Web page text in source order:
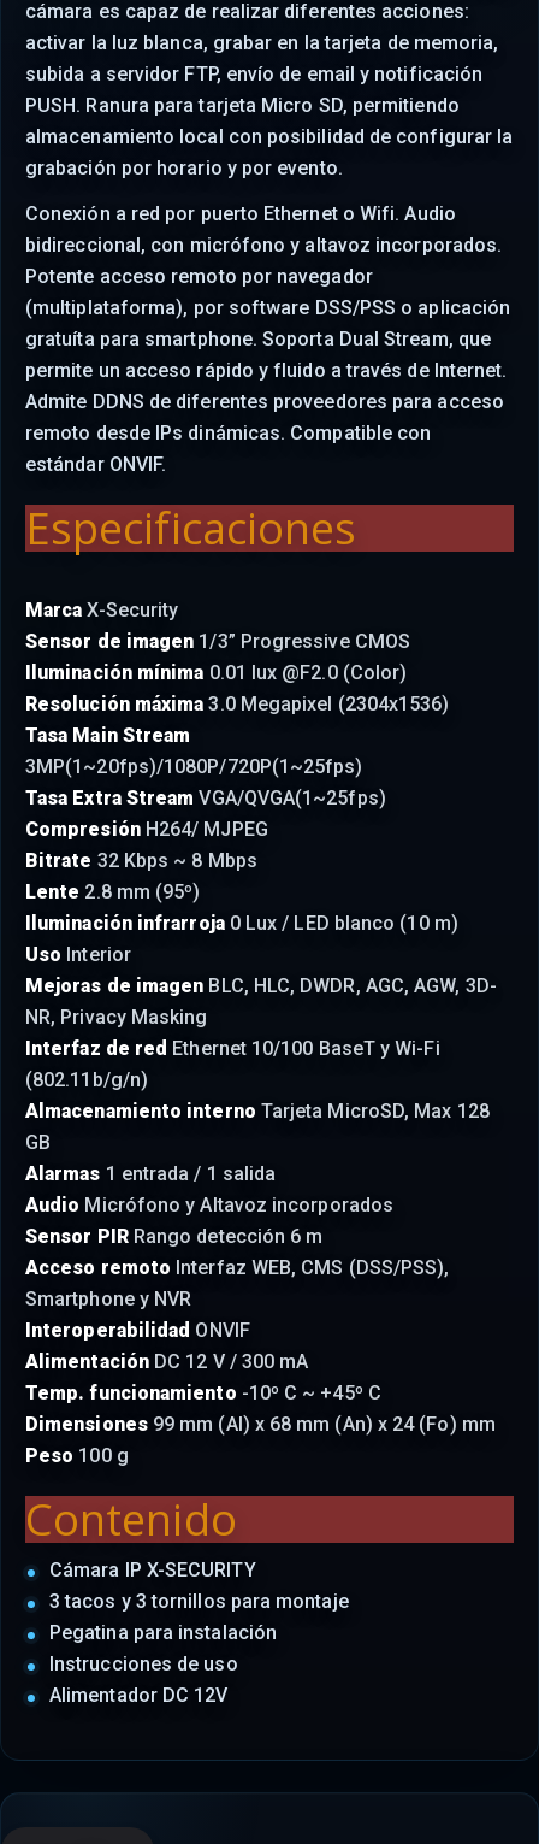
cámara es capaz de realizar diferentes acciones:
activar la luz blanca, grabar en la tarjeta de memoria,
subida a servidor FTP, envío de email y notificación
PUSH. Ranura para tarjeta Micro SD, permitiendo
almacenamiento local con posibilidad de configurar la
grabación por horario y por evento.
Conexión a red por puerto Ethernet o Wifi. Audio
bidireccional, con micrófono y altavoz incorporados.
Potente acceso remoto por navegador
(multiplataforma), por software DSS/PSS o aplicación
gratuíta para smartphone. Soporta Dual Stream, que
permite un acceso rápido y fluido a través de Internet.
Admite DDNS de diferentes proveedores para acceso
remoto desde IPs dinámicas. Compatible con
estándar ONVIF.
Especificaciones
Marca X-Security
Sensor de imagen 1/3” Progressive CMOS
Iluminación mínima 0.01 lux @F2.0 (Color)
Resolución máxima 3.0 Megapixel (2304x1536)
Tasa Main Stream
3MP(1~20fps)/1080P/720P(1~25fps)
Tasa Extra Stream VGA/QVGA(1~25fps)
CompresiónH264/ MJPEG
Bitrate 32 Kbps ~ 8 Mbps
Lente 2.8 mm (95º)
Iluminación infrarroja0 Lux / LED blanco (10 m)
Uso Interior
Mejoras de imagen BLC, HLC, DWDR, AGC, AGW, 3D-
NR, Privacy Masking
Interfaz de red Ethernet 10/100 BaseT y Wi-Fi
(802.11b/g/n)
Almacenamiento interno Tarjeta MicroSD, Max 128
GB
Alarmas 1 entrada / 1 salida
Audio Micrófono y Altavoz incorporados
Sensor PIRRango detección 6 m
Acceso remoto Interfaz WEB, CMS (DSS/PSS),
Smartphone y NVR
Interoperabilidad ONVIF
AlimentaciónDC 12 V / 300 mA
Temp. funcionamiento -10º C ~ +45º C
Dimensiones99 mm (Al) x 68 mm (An) x 24 (Fo) mm
Peso 100 g
Contenido
Cámara IP X-SECURITY
3 tacos y 3 tornillos para montaje
Pegatina para instalación
Instrucciones de uso
Alimentador DC 12V